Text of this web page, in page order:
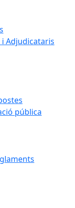
Adjudicataris
pública